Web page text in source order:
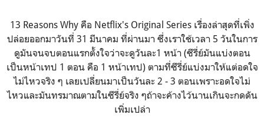
13 Reasons Why คือ Netflix's Original Series เรื่องล่าสุดที่เพิ่ง
ปล่อยออกมาวันที่ 31 มีนาคม ที่ผ่านมา ซึ่งเราใช้เวลา 5 วันในการ
ดูมันจนจบตอนแรกตั้งใจว่าจะดูวันละ1 หน้า (ซีรี่ย์มันแบ่งตอน
เป็นหน้าเทป 1 ตอน คือ 1 หน้าเทป) ตามที่ซีรี่ย์แบ่งมาให้แต่อดใจ
ไม่ไหวจริง ๆ เลยเปลี่ยนมาเป็นวันละ 2 - 3 ตอนเพราะอดใจไม่
ไหวและมันทรมาณตามในซีรี่ย์จริง ๆถ้าจะค้างไว้นานเกินจะกดดัน
เพิ่มเปล่า